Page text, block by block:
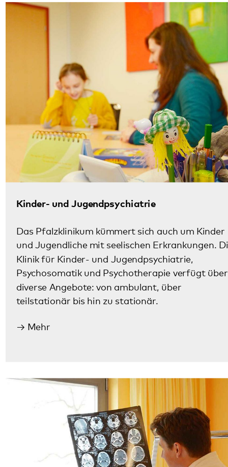
Kinder- und Jugendpsychiatrie
Das Pfalzklinikum kümmert sich auch um Kinder
und Jugendliche mit seelischen Erkrankungen. Die
Klinik für Kinder- und Jugendpsychiatrie,
Psychosomatik und Psychotherapie verfügt über
diverse Angebote: von ambulant, über
teilstationär bis hin zu stationär.
Mehr
In der neurologischen Klinik des Pfalzklinikums
werden alle Erkrankungen des Gehirns, des
Rückenmarks, der Nerven und der Muskulatur
behandelt. Schlaganfälle, Parkinson-
Erkrankungen, Multiple Sklerose (MS), Epilepsien
und beginnende Demenzen sind die häufigsten